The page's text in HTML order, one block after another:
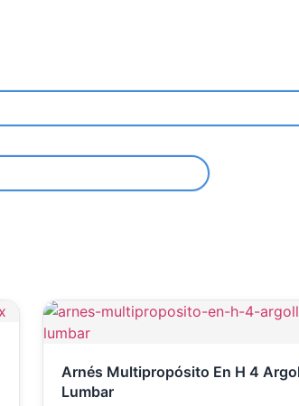
Arnés Multipropósito En H 4
Lumbar